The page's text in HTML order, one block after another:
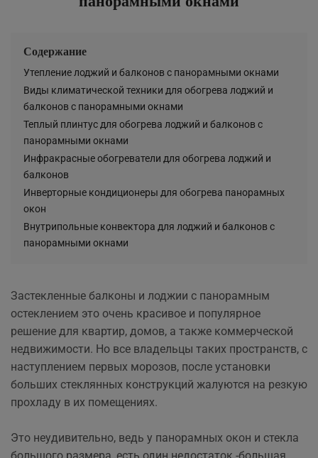
Содержание
Утепление лоджий и балконов с панорамными окнами
Виды климатической техники для обогрева лоджий и
балконов с панорамными окнами
Теплый плинтус для обогрева лоджий и балконов с
панорамными окнами
Инфракрасные обогреватели для обогрева лоджий и
балконов
Инверторные кондиционеры для обогрева панорамных
окон
Внутрипольные конвектора для лоджий и балконов с
панорамными окнами
Застекленные балконы и лоджии с панорамным
остеклением это очень красивое и популярное
решение для квартир, домов, а также коммерческой
недвижимости. Но все владельцы таких пространств, с
наступлением первых морозов, после установки
больших стеклянных конструкций жалуются на резкую
прохладу в их помещениях.
Это неудивительно, ведь у панорамных окон и стекла
большого размера, есть один недостаток -большая